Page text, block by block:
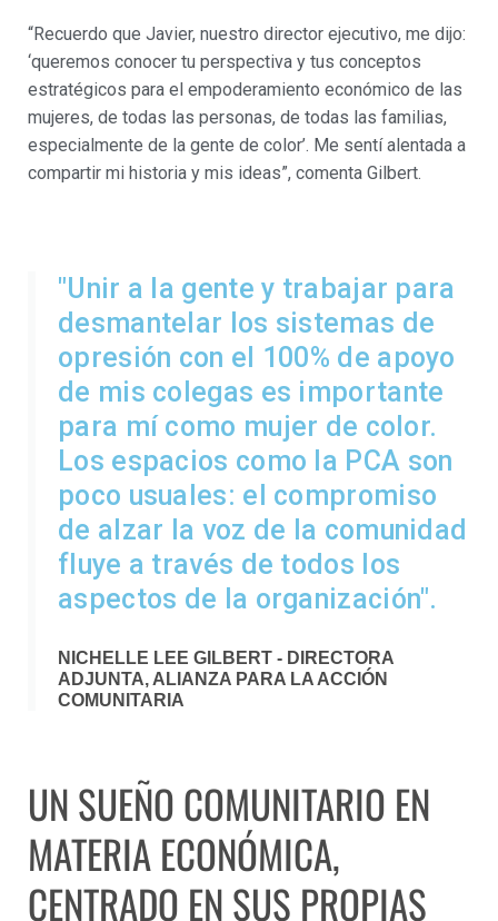
“Recuerdo que Javier, nuestro director ejecutivo, me dijo:
‘queremos conocer tu perspectiva y tus conceptos
estratégicos para el empoderamiento económico de las
mujeres, de todas las personas, de todas las familias,
especialmente de la gente de color’. Me sentí alentada a
compartir mi historia y mis ideas”, comenta Gilbert.
"Unir a la gente y trabajar para
desmantelar los sistemas de
opresión con el 100% de apoyo
de mis colegas es importante
para mí como mujer de color.
Los espacios como la PCA son
poco usuales: el compromiso
de alzar la voz de la comunidad
fluye a través de todos los
aspectos de la organización".
NICHELLE LEE GILBERT - DIRECTORA
ADJUNTA, ALIANZA PARA LA ACCIÓN
COMUNITARIA
UN SUEÑO COMUNITARIO EN
MATERIA ECONÓMICA,
CENTRADO EN SUS PROPIAS